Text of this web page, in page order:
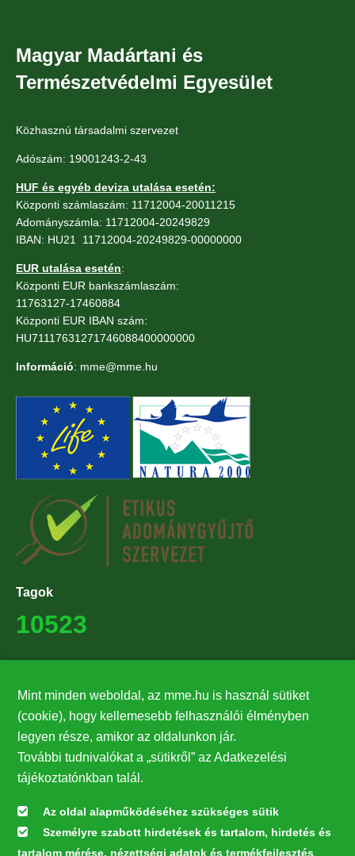
Magyar Madártani és
Természetvédelmi Egyesület
Közhasznú társadalmi szervezet
Adószám: 19001243-2-43
HUF és egyéb deviza utalása esetén:
Központi számlaszám: 11712004-20011215
Adományszámla: 11712004-20249829
IBAN: HU21 11712004-20249829-00000000
EUR utalása esetén:
Központi EUR bankszámlaszám:
11763127-17460884
Központi EUR IBAN szám:
HU71117631271746088400000000
Információ: mme@mme.hu
Tagok
10523
27224
Hírlevél feliratkozás
Értesüljön elsőként legfrissebb híreinkről, eseményeinkről!
Feliratkozás
Mint minden weboldal, az mme.hu is használ sütiket
(cookie), hogy kellemesebb felhasználói élményben
legyen része, amikor az oldalunkon jár.
További tudnivalókat a „sütikről” az Adatkezelési
tájékoztatónkban talál.
Az oldal alapműködéséhez szükséges sütik
Személyre szabott hirdetések és tartalom, hirdetés és
tartalom mérése, nézettségi adatok és termékfejlesztés